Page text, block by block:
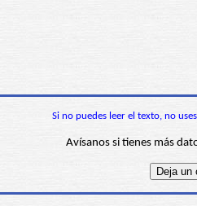
Si no puedes leer el texto, no
Avísanos si tienes más